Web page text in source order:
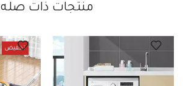
منتجات ذات صله
تخفيض